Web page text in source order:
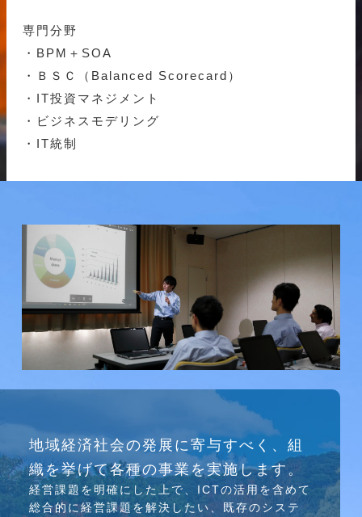
専門分野
・BPM＋SOA
・ＢＳＣ（Balanced Scorecard）
・IT投資マネジメント
・ビジネスモデリング
・IT統制
介護ソリューション研究会、WEB/SNS研究会を
行っています
地域経済社会の発展に寄与すべく、組
織を挙げて各種の事業を実施します。
経営課題を明確にした上で、ICTの活⽤を含めて
総合的に経営課題を解決したい、既存のシステ